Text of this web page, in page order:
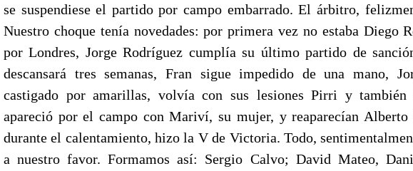
se suspendiese el partido por campo embarrado. El árbitro,
Nuestro choque tenía novedades: por primera vez no estaba Diego
por Londres, Jorge Rodríguez cumplía su último partido de
descansará tres semanas, Fran sigue impedido de una mano,
castigado por amarillas, volvía con sus lesiones Pirri y también
apareció por el campo con Mariví, su mujer, y reaparecían
durante el calentamiento, hizo la V de Victoria. Todo,
a nuestro favor. Formamos así: Sergio Calvo; David Mateo,